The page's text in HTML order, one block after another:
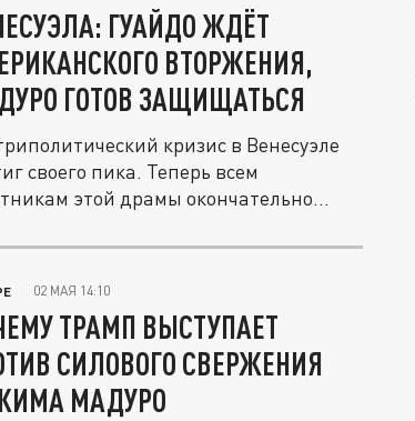
ГУАЙДО ЖДЁТ
ВТОРЖЕНИЯ,
ГОТОВ ЗАЩИЩАТЬСЯ
кризис в Венесуэле
своего пика. Теперь всем
этой драмы окончательно
02 МАЯ 14:10
ТРАМП ВЫСТУПАЕТ
СИЛОВОГО СВЕРЖЕНИЯ
МАДУРО